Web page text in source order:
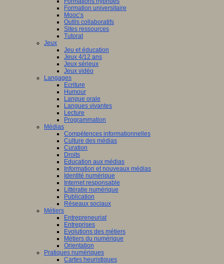
Formation universitaire
Mooc’s
Outils collaboratifs
Sites ressources
Tutorat
Jeux
Jeu et éducation
Jeux 4/12 ans
Jeux sérieux
Jeux vidéo
Langages
Ecriture
Humour
Langue orale
Langues vivantes
Lecture
Programmation
Médias
Compétences informationnelles
Culture des médias
Curation
Droits
Education aux médias
Information et nouveaux médias
Identité numérique
Internet responsable
Littératie numérique
Publication
Réseaux sociaux
Métiers
Entrepreneuriat
Entreprises
Evolutions des métiers
Métiers du numérique
Orientation
Pratiques numériques
Cartes heuristiques